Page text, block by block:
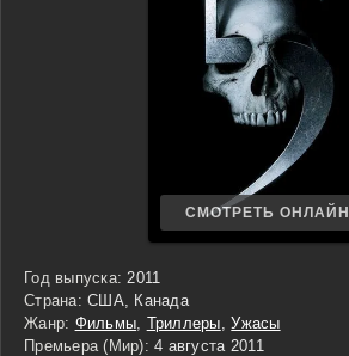
СМОТРЕТЬ ОНЛАЙН
Год выпуска: 2011
Страна: США, Канада
Жанр: Фильмы Триллеры ,Ужасы
Премьера (Мир): 4 августа 2011